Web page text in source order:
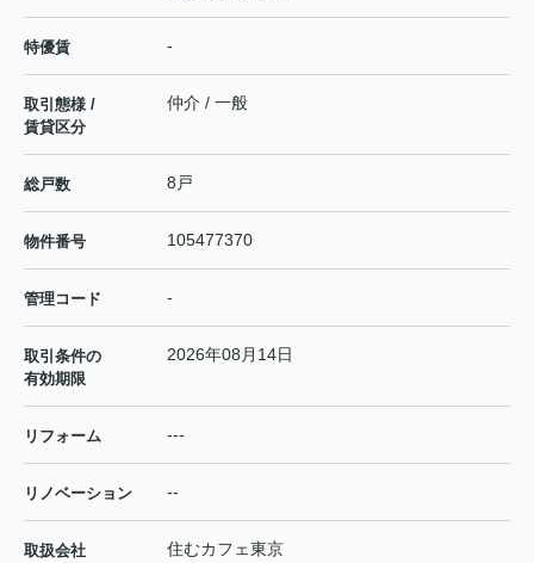
特優賃 -
取引態様 /
賃貸区分
仲介 / 一般
総戸数 8戸
物件番号 105477370
管理コード -
取引条件の
有効期限
2026年08月14日
リフォーム ---
リノベーション --
取扱会社
住むカフェ東京